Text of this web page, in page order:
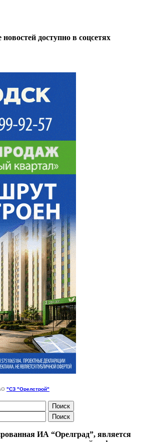
доступно в соцсетях
"СЗ "Орелстрой"
ИА “Орелград”, является